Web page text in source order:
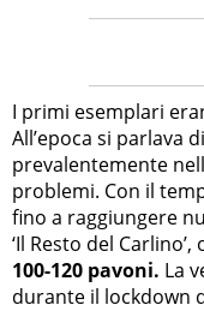
I primi esemplari
All’epoca si parlava
prevalentemente
problemi. Con il
fino a raggiungere
‘Il Resto del
100-120 pavoni. La
durante il lockdown